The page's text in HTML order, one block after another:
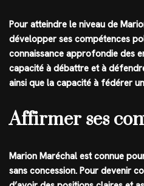
Pour atteindre le niveau de
développer ses compétences
connaissance approfondie des
capacité à débattre et à
ainsi que la capacité à fédérer
Affirmer ses
Marion Maréchal est connue
sans concession. Pour devenir